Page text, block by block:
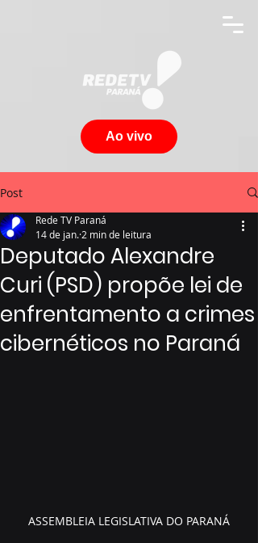
Ao vivo
Post
Deputado Alexandre
Curi (PSD) propõe lei de
enfrentamento a crimes
cibernéticos no Paraná
Rede TV Paraná
14 de jan. 2 min de leitura
ASSEMBLEIA LEGISLATIVA DO PARANÁ